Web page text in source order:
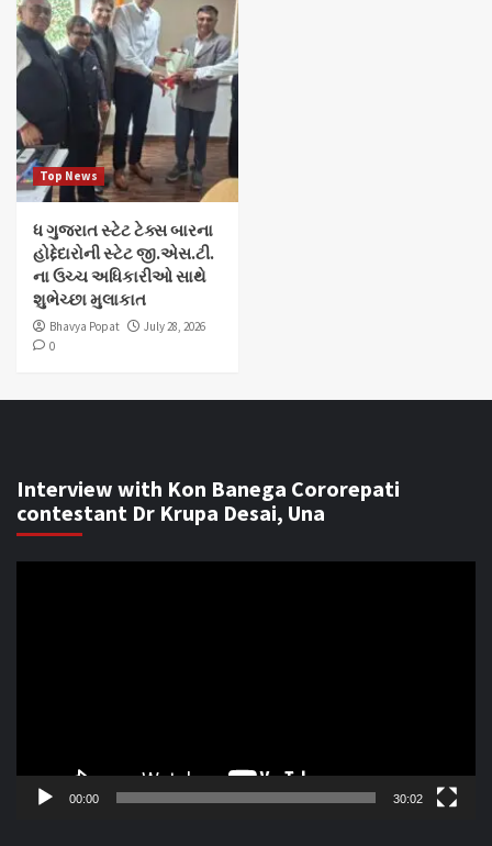
Top News
ધ ગુજરાત સ્ટેટ ટેક્સ બારના
હોદ્દેદારોની સ્ટેટ જી.એસ.ટી.
ના ઉચ્ચ અધિકારીઓ સાથે
શુભેચ્છા મુલાકાત
Bhavya Popat
July 28, 2026
0
Interview with Kon Banega Cororepati
contestant Dr Krupa Desai, Una
00:00 30:02